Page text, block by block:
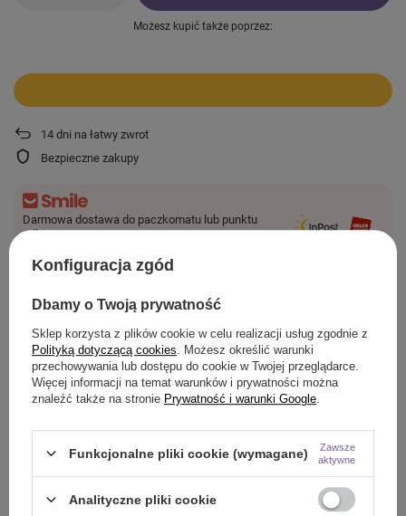
Możesz kupić także poprzez:
14 dni na łatwy zwrot
Bezpieczne zakupy
Darmowa dostawa do paczkomatu lub punktu
odbioru
Więcej informacji
darmo.
SZCZEGÓŁOWE INFORMACJE
ZADAJ PYTANIE
Konfiguracja zgód
Dbamy o Twoją prywatność
Sklep korzysta z plików cookie w celu realizacji usług zgodnie z
Polityką dotyczącą cookies . Możesz określić warunki
przechowywania lub dostępu do cookie w Twojej przeglądarce.
Więcej informacji na temat warunków i prywatności można
znaleźć także na stronie Prywatność i warunki Google
Funkcjonalne pliki cookie (wymagane)
Zawsze
aktywne
Analityczne pliki cookie